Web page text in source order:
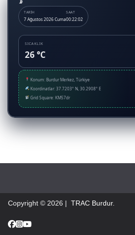
TARIH
7 Ağustos 2026 Cuma
SAAT
00:22:03
SICAKLIK
26 °C
Konum: Burdur Merkez, Türkiye
Koordinatlar: 37.7203° N, 30.2908° E
Grid Square: KM57dr
Copyright © 2026 | TRAC Burdur.